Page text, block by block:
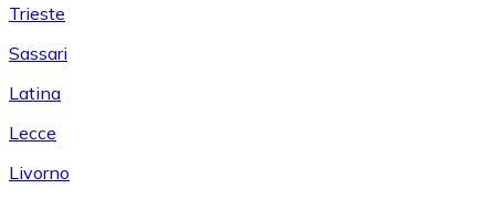
Trieste
Sassari
Latina
Lecce
Livorno